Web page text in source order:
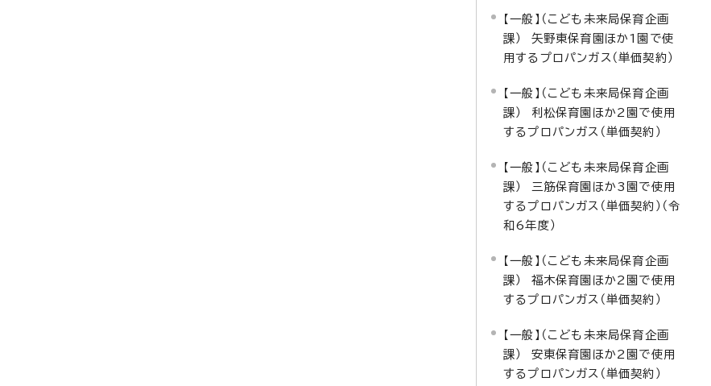
【一般】（こども未来局保育企画
課） 矢野東保育園ほか1園で使
用するプロパンガス（単価契約）
【一般】（こども未来局保育企画
課） 利松保育園ほか2園で使用
するプロパンガス（単価契約）
【一般】（こども未来局保育企画
課） 三筋保育園ほか3園で使用
するプロパンガス（単価契約）（令
和6年度）
【一般】（こども未来局保育企画
課） 福木保育園ほか2園で使用
するプロパンガス（単価契約）
【一般】（こども未来局保育企画
課） 安東保育園ほか2園で使用
するプロパンガス（単価契約）